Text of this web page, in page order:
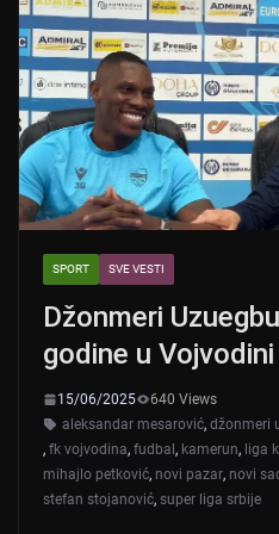
SPORT SVE VESTI
Džonmeri
godine u Vojvodini
15/06/2025
640 Views
aleksandar mesarović, džonmeri
, fk vojvodina, fudbal, kamerun, liga
mihajlo petković, novi pazar, novi
stefan stojanović, super liga srbije